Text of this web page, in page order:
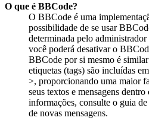
O que é BBCode?
O BBCode é uma
possibilidade de se usar
determinada pelo
você poderá desativar o
BBCode por si mesmo é
etiquetas (tags) são incluídas
>, proporcionando uma maior
seus textos e mensagens
informações, consulte o guia
de novas mensagens.